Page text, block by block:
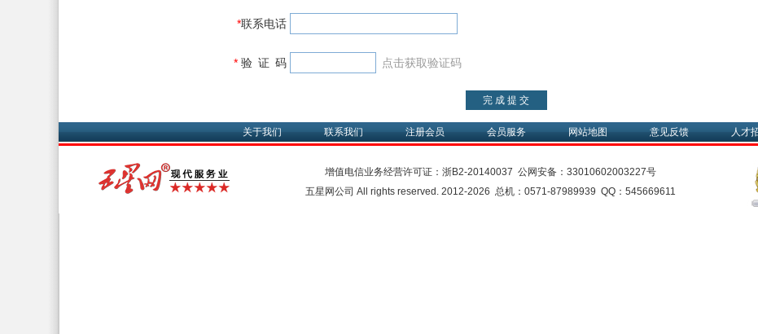
*联系电话
* 验 证 码 点击获取验证码
关于我们 联系我们 注册会员 会员服务 网站地图 意见反馈 人才
增值电信业务经营许可证： 浙B2-20140037 公网安备： 33010602003227号
五星网公司 All rights reserved. 2012-2026 总机：0571-87989939 QQ：545669611